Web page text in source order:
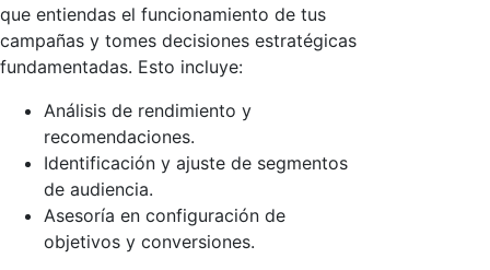
que entiendas el funcionamiento de tus
campañas y tomes decisiones estratégicas
fundamentadas. Esto incluye:
Análisis de rendimiento y
recomendaciones.
Identificación y ajuste de segmentos
de audiencia.
Asesoría en configuración de
objetivos y conversiones.